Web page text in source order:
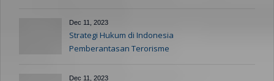
Dec 11, 2023
Strategi Hukum di Indonesia
Pemberantasan Terorisme
Dec 11, 2023